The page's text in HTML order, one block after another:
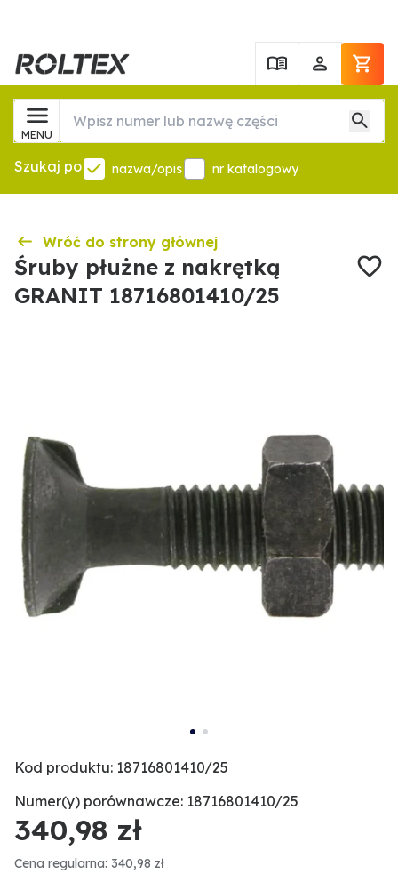
MENU
Szukaj po nazwa/opis nr katalogowy
Wróć do strony głównej
Śruby płużne z nakrętką
GRANIT 18716801410/25
Kod produktu: 18716801410/25
Numer(y) porównawcze: 18716801410/25
340,98 zł
Cena regularna: 340,98 zł